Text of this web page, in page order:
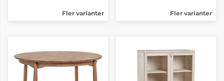
Fler varianter Fler varianter